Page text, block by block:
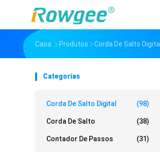
Casa Produtos Corda De Salto Digital
Categorias
Corda De Salto Digital (98)
Corda De Salto (38)
Contador De Passos (31)